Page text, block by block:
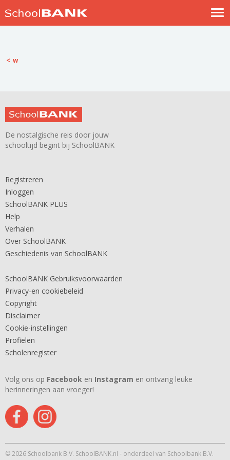
w
De nostalgische reis door jouw
schooltijd begint bij SchoolBANK
Registreren
Inloggen
SchoolBANK PLUS
Help
Verhalen
Over SchoolBANK
Geschiedenis van SchoolBANK
SchoolBANK Gebruiksvoorwaarden
Privacy-en cookiebeleid
Copyright
Disclaimer
Cookie-instellingen
Profielen
Scholenregister
Volg ons op Facebook en Instagram en ontvang leuke
herinneringen aan vroeger!
© 2026 Schoolbank B.V. SchoolBANK.nl - onderdeel van Schoolbank B.V.